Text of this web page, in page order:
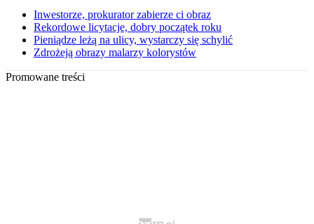
Inwestorze, prokurator zabierze ci obraz
Rekordowe licytacje, dobry początek roku
Pieniądze leżą na ulicy, wystarczy się schylić
Zdrożeją obrazy malarzy kolorystów
Promowane treści